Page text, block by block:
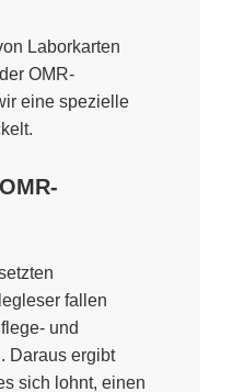
Laborkarten
OMR-
eine spezielle
fallen
und
Daraus ergibt
sich lohnt, einen